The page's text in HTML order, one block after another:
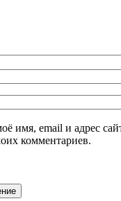
имя, email и адрес
комментариев.